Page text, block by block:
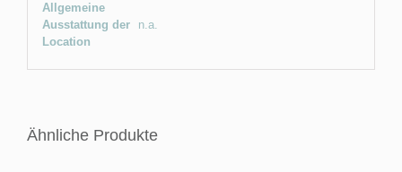
Allgemeine
Ausstattung der
Location
n.a.
Ähnliche Produkte